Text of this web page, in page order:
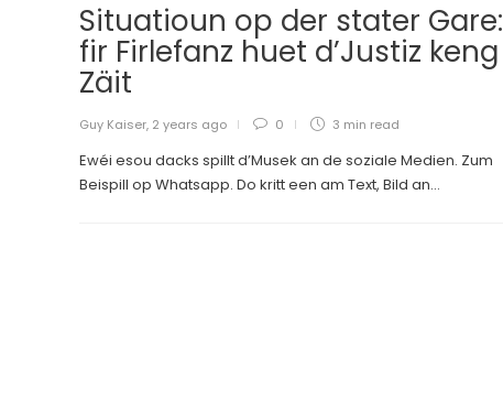
Situatioun op der stater Gare:
fir Firlefanz huet d’Justiz keng
Zäit
Guy Kaiser, 2 years ago 0 3 min read
Ewéi esou dacks spillt d’Musek an de soziale Medien. Zum
Beispill op Whatsapp. Do kritt een am Text, Bild an...